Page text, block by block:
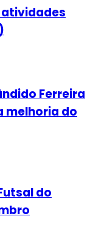
Ferreira
melhoria do
do